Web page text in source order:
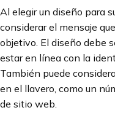
Al elegir un diseño para
considerar el mensaje
objetivo. El diseño debe
estar en línea con la
También puede
en el llavero, como un
de sitio web.